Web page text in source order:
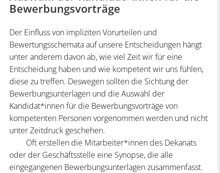
Bewerbungsvorträge
Der Einfluss von impliziten Vorurteilen und
Bewertungsschemata auf unsere Entscheidungen hängt
unter anderem davon ab, wie viel Zeit wir für eine
Entscheidung haben und wie kompetent wir uns fühlen,
diese zu treffen. Deswegen sollten die Sichtung der
Bewerbungsunterlagen und die Auswahl der
Kandidat*innen für die Bewerbungsvorträge von
kompetenten Personen vorgenommen werden und nicht
unter Zeitdruck geschehen.
Oft erstellen die Mitarbeiter*innen des Dekanats
oder der Geschäftsstelle eine Synopse, die alle
eingegangenen Bewerbungsunterlagen zusammenfasst.